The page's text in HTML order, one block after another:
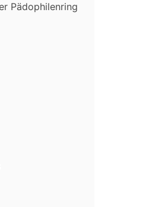
Pädophilenring